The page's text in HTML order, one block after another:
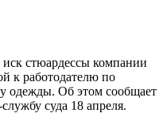
стюардессы компании
к работодателю по
одежды. Об этом сообщает
суда 18 апреля.